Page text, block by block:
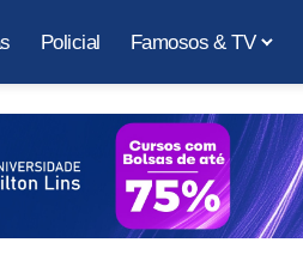
Policial Famosos & TV